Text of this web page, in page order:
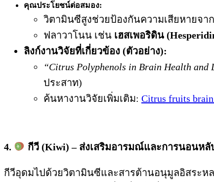
คุณประโยชน์ต่อสมอง:
วิตามินซีสูงช่วยป้องกันความเสียหายจา
ฟลาวาโนน เช่น เฮสเพอริดิน
ลิงก์งานวิจัยที่เกี่ยวข้อง (ตัวอย่าง):
“Citrus Polyphenols in Brain Health and
ประสาท)
ค้นหางานวิจัยเพิ่มเติม: Citrus fruits brain
4. กีวี (Kiwi) – ส่งเสริมอารมณ์และการนอนหลั
กีวีอุดมไปด้วยวิตามินซีและสารต้านอนุมูลอิสระ